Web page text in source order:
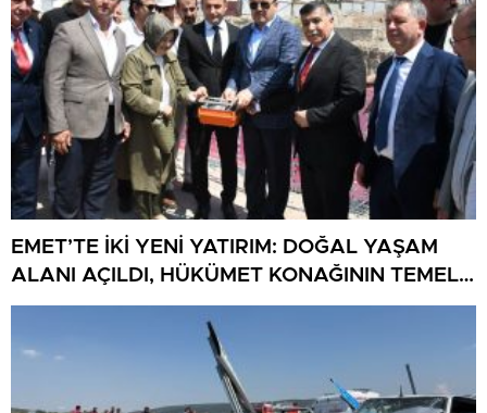
EMET’TE İKİ YENİ YATIRIM: DOĞAL YAŞAM
ALANI AÇILDI, HÜKÜMET KONAĞININ TEMELİ
ATILDI